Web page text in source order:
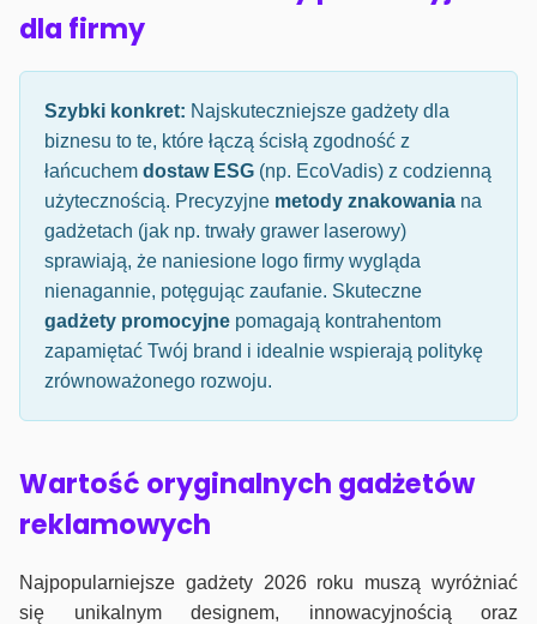
dla firmy
Szybki konkret: Najskuteczniejsze gadżety dla
biznesu to te, które łączą ścisłą zgodność z
łańcuchem dostaw ESG (np. EcoVadis) z codzienną
użytecznością. Precyzyjne metody znakowania na
gadżetach (jak np. trwały grawer laserowy)
sprawiają, że naniesione logo firmy wygląda
nienagannie, potęgując zaufanie. Skuteczne
gadżety promocyjne pomagają kontrahentom
zapamiętać Twój brand i idealnie wspierają politykę
zrównoważonego rozwoju.
Wartość oryginalnych gadżetów
reklamowych
Najpopularniejsze gadżety 2026 roku muszą wyróżniać
się unikalnym designem, innowacyjnością oraz